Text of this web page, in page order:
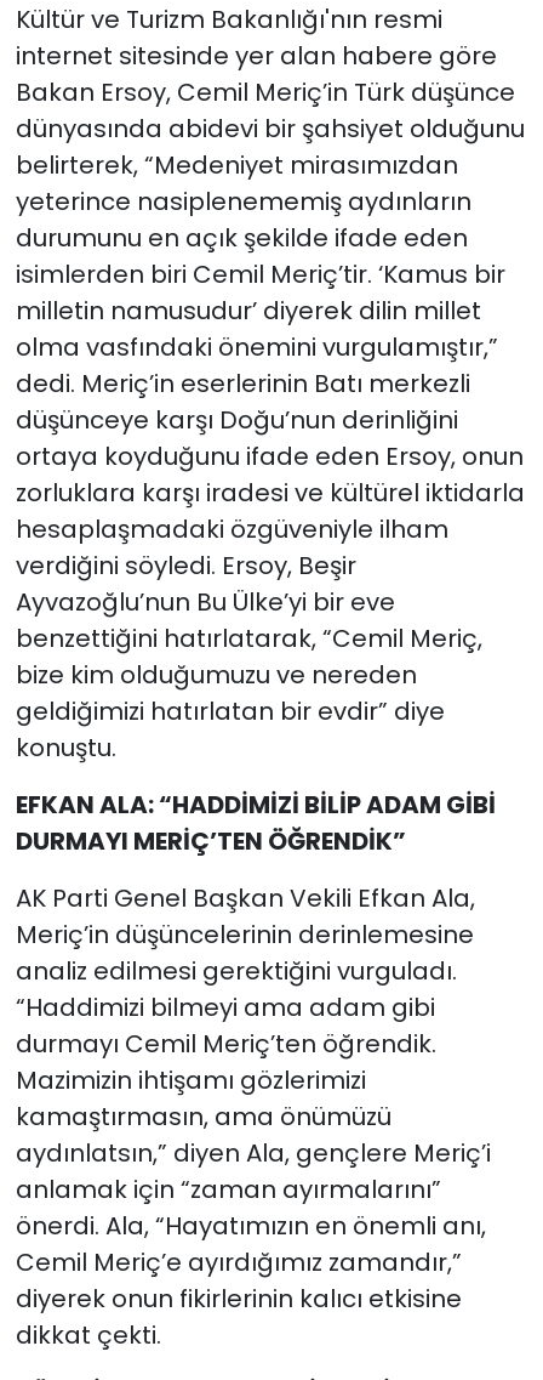
Kültür ve Turizm Bakanlığı'nın resmi
internet sitesinde yer alan habere göre
Bakan Ersoy, Cemil Meriç’in Türk düşünce
dünyasında abidevi bir şahsiyet olduğunu
belirterek, “Medeniyet mirasımızdan
yeterince nasiplenememiş aydınların
durumunu en açık şekilde ifade eden
isimlerden biri Cemil Meriç’tir. ‘Kamus bir
milletin namusudur’ diyerek dilin millet
olma vasfındaki önemini vurgulamıştır,”
dedi. Meriç’in eserlerinin Batı merkezli
düşünceye karşı Doğu’nun derinliğini
ortaya koyduğunu ifade eden Ersoy, onun
zorluklara karşı iradesi ve kültürel iktidarla
hesaplaşmadaki özgüveniyle ilham
verdiğini söyledi. Ersoy, Beşir
Ayvazoğlu’nun Bu Ülke’yi bir eve
benzettiğini hatırlatarak, “Cemil Meriç,
bize kim olduğumuzu ve nereden
geldiğimizi hatırlatan bir evdir” diye
konuştu.
EFKAN ALA: “HADDİMİZİ BİLİP ADAM GİBİ
DURMAYI MERİÇ’TEN ÖĞRENDİK”
AK Parti Genel Başkan Vekili Efkan Ala,
Meriç’in düşüncelerinin derinlemesine
analiz edilmesi gerektiğini vurguladı.
“Haddimizi bilmeyi ama adam gibi
durmayı Cemil Meriç’ten öğrendik.
Mazimizin ihtişamı gözlerimizi
kamaştırmasın, ama önümüzü
aydınlatsın,” diyen Ala, gençlere Meriç’i
anlamak için “zaman ayırmalarını”
önerdi. Ala, “Hayatımızın en önemli anı,
Cemil Meriç’e ayırdığımız zamandır,”
diyerek onun fikirlerinin kalıcı etkisine
dikkat çekti.